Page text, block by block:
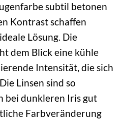
subtil betonen
Kontrast schaffen
Lösung. Die
dem Blick eine kühle
Intensität, die sich
Linsen sind so
bei dunkleren Iris gut
Farbveränderung